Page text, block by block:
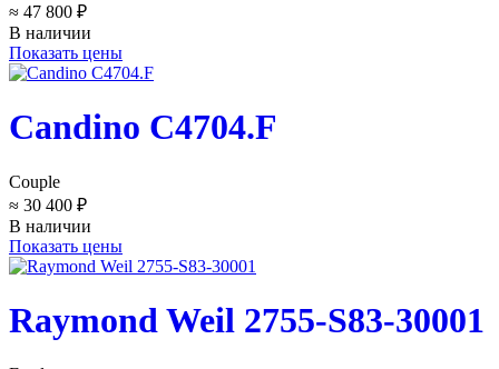
≈ 47 800 ₽
В наличии
Показать цены
Candino C4704.F
Couple
≈ 30 400 ₽
В наличии
Показать цены
Raymond Weil 2755-S83-30001